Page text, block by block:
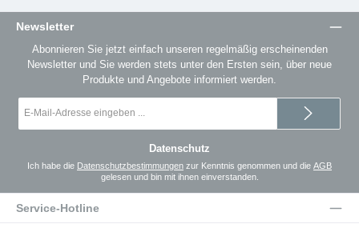
Newsletter
Abonnieren Sie jetzt einfach unseren regelmäßig erscheinenden
Newsletter und Sie werden stets unter den Ersten sein, über neue
Produkte und Angebote informiert werden.
Mail-
Datenschutz
Ich habe die Datenschutzbestimmungen zur Kenntnis genommen und die AGB
gelesen und bin mit ihnen einverstanden.
Service-Hotline